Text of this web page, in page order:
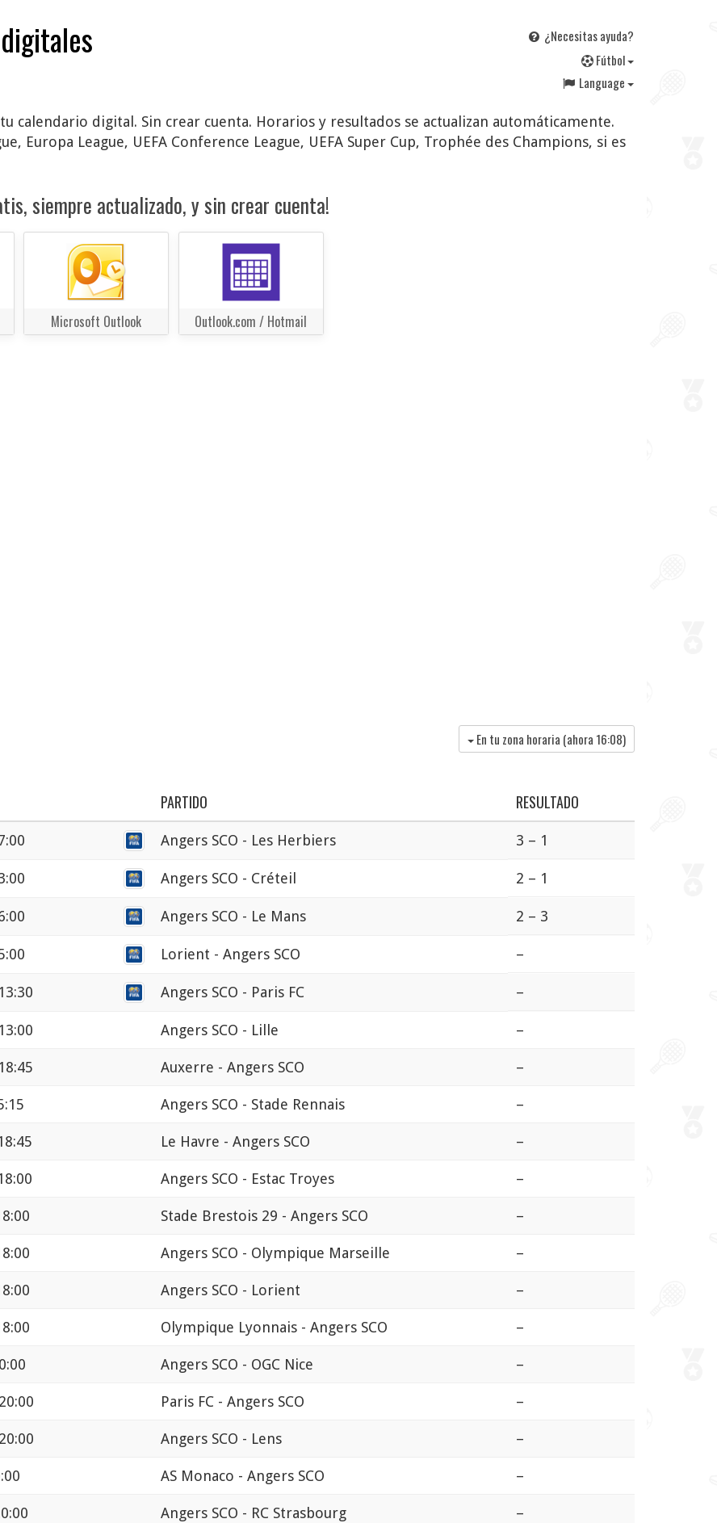
¿Necesitas ayuda?
Fútbol
Language
calendario digital. Sin crear cuenta. Horarios y resultados se actualizan automáticamente.
Europa League, UEFA Conference League, UEFA Super Cup, Trophée des Champions, si es
siempre actualizado, y sin crear cuenta!
Microsoft Outlook Outlook.com / Hotmail
En tu zona horaria (ahora 16:08)
PARTIDO RESULTADO
Angers SCO - Les Herbiers 3 – 1
Angers SCO - Créteil 2 – 1
Angers SCO - Le Mans 2 – 3
Lorient - Angers SCO –
Angers SCO - Paris FC –
Angers SCO - Lille –
Auxerre - Angers SCO –
Angers SCO - Stade Rennais –
Le Havre - Angers SCO –
Angers SCO - Estac Troyes –
Stade Brestois 29 - Angers SCO –
Angers SCO - Olympique Marseille –
Angers SCO - Lorient –
Olympique Lyonnais - Angers SCO –
Angers SCO - OGC Nice –
Paris FC - Angers SCO –
Angers SCO - Lens –
AS Monaco - Angers SCO –
Angers SCO - RC Strasbourg –